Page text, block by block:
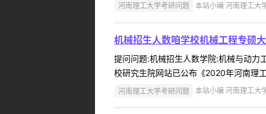
河南理工大学考研问题 本站小编 河南理工
机械招生人数咱学校机械工程专硕
提问问题:机械招生人数学院:机械与动
校研究生院网站已公布《2020年河南理
河南理工大学考研问题 本站小编 河南理工